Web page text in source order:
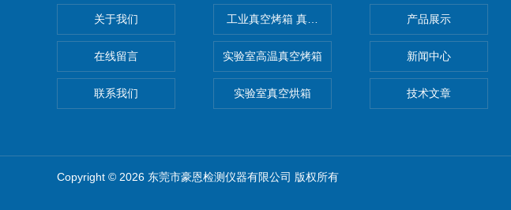
关于我们
在线留言
联系我们
工业真空烤箱 真空烘箱
实验室高温真空烤箱
实验室真空烘箱
产品展示
新闻中心
技术文章
Copyright © 2026 东莞市豪恩检测仪器有限公司 版权所有